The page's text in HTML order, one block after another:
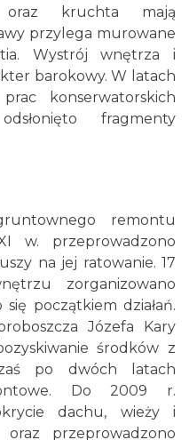
oraz kruchta mają
przylega murowane
Wystrój wnętrza i
barokowy. W latach
konserwatorskich
fragmenty
remontu
w. przeprowadzono
na jej ratowanie. 17
zorganizowano
początkiem działań.
Józefa Kary
środków z
po dwóch latach
Do 2009 r.
dachu, wieży i
przeprowadzono